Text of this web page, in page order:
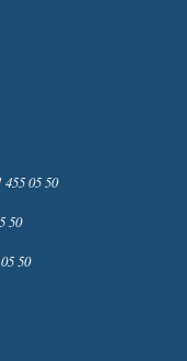
05 50
50
50